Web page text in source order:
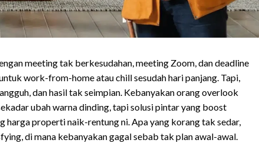
meeting tak berkesudahan, meeting Zoom, dan deadline
work-from-home atau chill sesudah hari panjang. Tapi,
dan hasil tak seimpian. Kebanyakan orang overlook
ubah warna dinding, tapi solusi pintar yang boost
properti naik-rentung ni. Apa yang korang tak sedar,
di mana kebanyakan gagal sebab tak plan awal-awal.